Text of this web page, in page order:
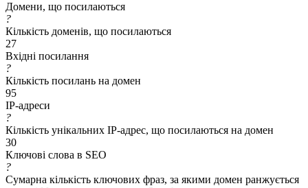
Домени, що посилаються
?
Кількість доменів, що посилаються
27
Вхідні посилання
?
Кількість посилань на домен
95
IP-адреси
?
Кількість унікальних IP-адрес, що посилаються на домен
30
Ключові слова в SEO
?
Сумарна кількість ключових фраз, за якими домен ранжується